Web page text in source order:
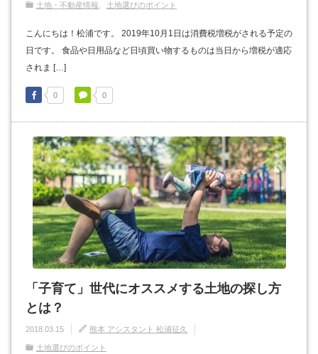
土地・不動産情報 土地選びのポイント
こんにちは！松浦です。 2019年10月1日は消費税増税がされる予定の
日です。 食品や日用品など日頃買い物するものは当日から増税が適応
されま […]
0 0
「子育て」世代にオススメする土地の探し方
とは？
2018.03.15 熊本 アシスタント 松浦征久
土地選びのポイント